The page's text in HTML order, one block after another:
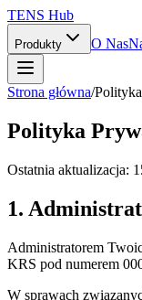
TENS Hub
Produkty O Nas
Strona główna/
Polityka
Ostatnia aktualizacja:
1.
Administratorem
KRS pod numerem
W sprawach